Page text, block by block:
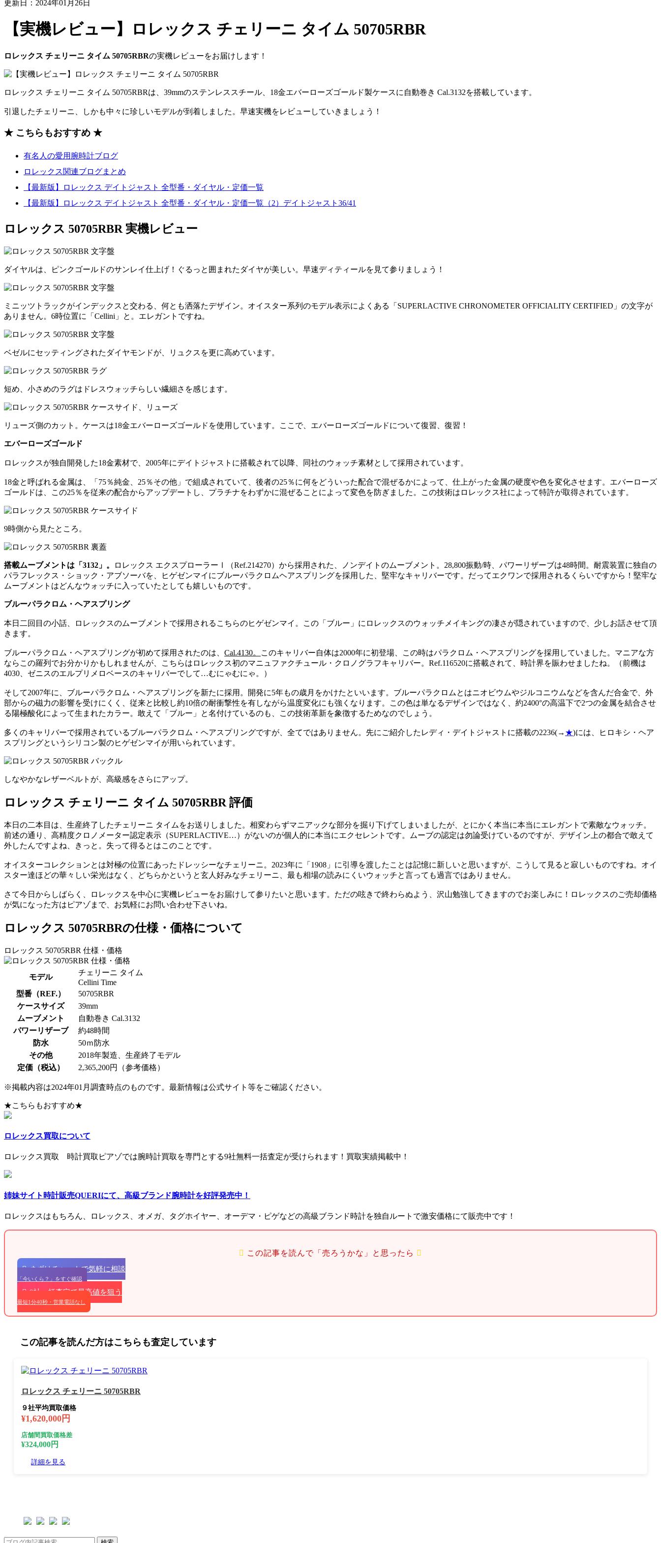
更新日：2024年01月26日
【実機レビュー】ロレックス チェリーニ タイム 50705RBR
ロレックス チェリーニ タイム 50705RBRの実機レビューをお届けします！
ロレックス チェリーニ タイム 50705RBRは、39mmのステンレススチール、18金エバーローズゴールド製ケースに自動巻き Cal.3132を搭載しています。
引退したチェリーニ、しかも中々に珍しいモデルが到着しました。早速実機をレビューしていきましょう！
★ こちらもおすすめ ★
有名人の愛用腕時計ブログ
ロレックス関連ブログまとめ
【最新版】ロレックス デイトジャスト 全型番・ダイヤル・定価一覧
【最新版】ロレックス デイトジャスト 全型番・ダイヤル・定価一覧（2）デイトジャスト36/41
ロレックス 50705RBR 実機レビュー
ダイヤルは、ピンクゴールドのサンレイ仕上げ！ぐるっと囲まれたダイヤが美しい。早速ディティールを見て参りましょう！
ミニッツトラックがインデックスと交わる、何とも洒落たデザイン。オイスター系列のモデル表示によくある「SUPERLACTIVE CHRONOMETER OFFICIALITY CERTIFIED」の文字が
ありません。6時位置に「Cellini」と。エレガントですね。
ベゼルにセッティングされたダイヤモンドが、リュクスを更に高めています。
短め、小さめのラグはドレスウォッチらしい繊細さを感じます。
リューズ側のカット。ケースは18金エバーローズゴールドを使用しています。ここで、エバーローズゴールドについて復習、復習！
エバーローズゴールド
ロレックスが独自開発した18金素材で、2005年にデイトジャストに搭載されて以降、同社のウォッチ素材として採用されています。
18金と呼ばれる金属は、「75％純金、25％その他」で組成されていて、後者の25％に何をどういった配合で混ぜるかによって、仕上がった金属の硬度や色を変化させます。エバーローズ
ゴールドは、この25％を従来の配合からアップデートし、プラチナをわずかに混ぜることによって変色を防ぎました。この技術はロレックス社によって特許が取得されています。
9時側から見たところ。
搭載ムーブメントは「3132」。
ロレックス エクスプローラーⅠ（Ref.214270）から採用された、ノンデイトのムーブメント。28,800振動/時、パワーリザーブは48時間。耐震装置に独自の
パラフレックス・ショック・アブソーバを、ヒゲゼンマイにブルーパラクロムヘアスプリングを採用した、堅牢なキャリバーです。だってエクワンで採用されるくらいですから！堅牢な
ムーブメントはどんなウォッチに入っていたとしても嬉しいものです。
ブルーパラクロム・ヘアスプリング
本日二回目の小話、ロレックスのムーブメントで採用されるこちらのヒゲゼンマイ。この「ブルー」にロレックスのウォッチメイキングの凄さが隠されていますので、少しお話させて頂
きます。
ブルーパラクロム・ヘアスプリングが初めて採用されたのは、 Cal.4130。
このキャリバー自体は2000年に初登場、この時はパラクロム・ヘアスプリングを採用していました。マニアな方
ならこの羅列でお分かりかもしれませんが、こちらはロレックス初のマニュファクチュール・クロノグラフキャリバー。Ref.116520に搭載されて、時計界を賑わせましたね。（前機は
4030、ゼニスのエルプリメロベースのキャリバーでして…むにゃむにゃ。）
そして2007年に、ブルーパラクロム・ヘアスプリングを新たに採用。開発に5年もの歳月をかけたといいます。ブルーパラクロムとはニオビウムやジルコニウムなどを含んだ合金で、外
部からの磁力の影響を受けにくく、従来と比較し約10倍の耐衝撃性を有しながら温度変化にも強くなります。この色は単なるデザインではなく、約2400°の高温下で2つの金属を結合させ
る陽極酸化によって生まれたカラー。敢えて「ブルー」と名付けているのも、この技術革新を象徴するためなのでしょう。
多くのキャリバーで採用されているブルーパラクロム・ヘアスプリングですが、全てではありません。先にご紹介したレディ・デイトジャストに搭載の2236(→ ★)には、ヒロキシ・ヘア
スプリングというシリコン製のヒゲゼンマイが用いられています。
しなやかなレザーベルトが、高級感をさらにアップ。
ロレックス チェリーニ タイム 50705RBR 評価
本日の二本目は、生産終了したチェリーニ タイムをお送りしました。相変わらずマニアックな部分を掘り下げてしまいましたが、とにかく本当に本当にエレガントで素敵なウォッチ。
前述の通り、高精度クロノメーター認定表示（SUPERLACTIVE…）がないのが個人的に本当にエクセレントです。ムーブの認定は勿論受けているのですが、デザイン上の都合で敢えて
外したんですよね、きっと。失って得るとはこのことです。
オイスターコレクションとは対極の位置にあったドレッシーなチェリーニ。2023年に「1908」に引導を渡したことは記憶に新しいと思いますが、こうして見ると寂しいものですね。オイ
スター達ほどの華々しい栄光はなく、どちらかというと玄人好みなチェリーニ、最も相場の読みにくいウォッチと言っても過言ではありません。
さて今日からしばらく、ロレックスを中心に実機レビューをお届けして参りたいと思います。ただの呟きで終わらぬよう、沢山勉強してきますのでお楽しみに！ロレックスのご売却価格
が気になった方はピアゾまで、お気軽にお問い合わせ下さいね。
ロレックス 50705RBRの仕様・価格について
ロレックス 50705RBR 仕様・価格
モデル
チェリーニ タイム
Cellini Time
型番（REF.）
50705RBR
ケースサイズ
39mm
ムーブメント
自動巻き Cal.3132
パワーリザーブ
約48時間
防水
50ｍ防水
その他
2018年製造、生産終了モデル
定価（税込）
2,365,200円（参考価格）
※掲載内容は2024年01月調査時点のものです。最新情報は公式サイト等をご確認ください。
★こちらもおすすめ★
ロレックス買取について
ロレックス買取 時計買取ピアゾでは腕時計買取を専門とする9社無料一括査定が受けられます！買取実績掲載中！
姉妹サイト時計販売QUERIにて、高級ブランド腕時計を好評発売中！
ロレックスはもちろん、ロレックス、オメガ、タグホイヤー、オーデマ・ピゲなどの高級ブランド時計を独自ルートで激安価格にて販売中です！
この記事を読んで「売ろうかな」と思ったら
まずはチャットで気軽に相談
「今いくら？」をすぐ確認
9社一括査定で最高値を狙う
最短1分40秒・営業電話なし
この記事を読んだ方はこちらも査定しています
ロレックス チェリーニ 50705RBR
９社平均買取価格
¥1,620,000円
店舗間買取価格差
¥324,000円
詳細を見る